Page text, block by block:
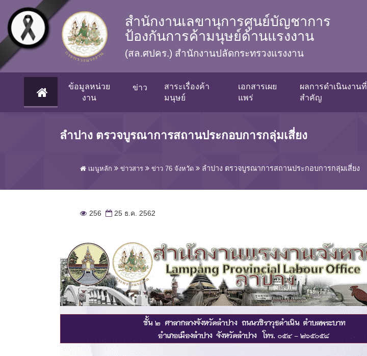
Skip to main content
สำนักงานเลขานุการศูนย์บัญชาการ
ป้องกันการค้ามนุษย์ด้านแรงงาน
(สล.ศปคร.) สำนักงานปลัดกระทรวงแรงงาน
(CURRENT)
ข้อมูลหน่วย
งาน
ข่าว
สาระเรื่องค้า
มนุษย์
เอกสารเผย
แพร่
ผลการดำเนินงานที่
สำคัญ
ลำปาง ตรวจบูรณาการสถานประกอบการกลุ่มเสี่ยง
เมนูหลัก ข่าวสาร ข่าว 76 จังหวัด ลำปาง ตรวจบูรณาการสถานประกอบการกลุ่มเสี่ยง
256 25 ธ.ค. 2562